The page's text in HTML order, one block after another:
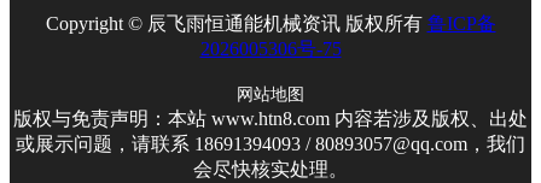
Copyright © 辰飞雨恒通能机械资讯 版权所有 鲁ICP备
2026005306号-75
网站地图
版权与免责声明：本站 www.htn8.com 内容若涉及版权、出处
或展示问题，请联系 18691394093 / 80893057@qq.com，我们
会尽快核实处理。